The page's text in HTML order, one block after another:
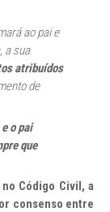
ao pai e
a sua
atribuídos
de
o pai
que
Código Civil, a
consenso entre